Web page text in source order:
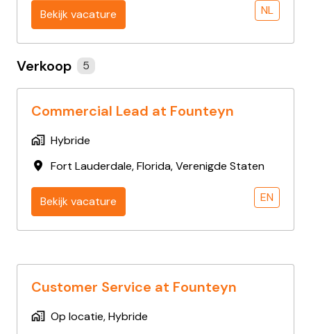
Bekijk vacature NL
Verkoop 5
Commercial Lead at Founteyn
Hybride
Fort Lauderdale,Florida,Verenigde Staten
Bekijk vacature EN
Customer Service at Founteyn
Op locatie, Hybride